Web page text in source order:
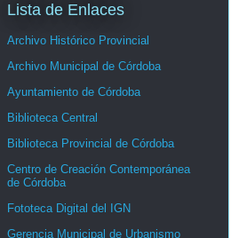
Lista de Enlaces
Archivo Histórico Provincial
Archivo Municipal de Córdoba
Ayuntamiento de Córdoba
Biblioteca Central
Biblioteca Provincial de Córdoba
Centro de Creación Contemporánea
de Córdoba
Fototeca Digital del IGN
Gerencia Municipal de Urbanismo